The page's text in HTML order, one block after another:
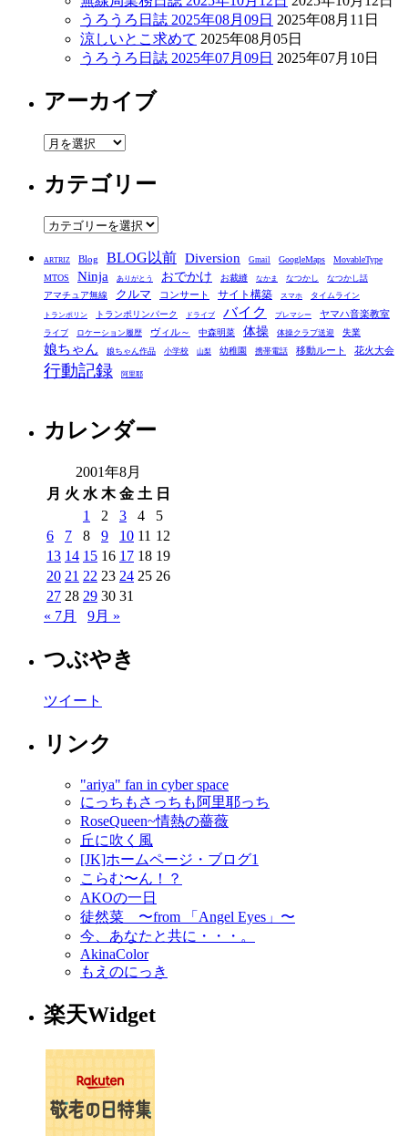
うろうろ日誌 2025年08月09日 2025年08月11日
涼しいとこ求めて 2025年08月05日
うろうろ日誌 2025年07月09日 2025年07月10日
アーカイブ
ア
カ
イ
ブ
カテゴリー
カ
ゴ
リ
ー
ARTRIZ Blog BLOG以前 Diversion Gmail GoogleMaps
MovableType
MTOS
Ninja ありがとう おでかけ お裁縫 なかま なつかし なつかし話
アマチュア無線 クルマ コンサート サイト構築 スマホ タイムライン
トランポリン トランポリンパーク ドライブ バイク プレマシー ヤマハ音楽教室
ライブ ロケーション履歴 ヴィル～ 中森明菜 体操 体操クラブ送迎 失業
娘ちゃん 娘ちゃん作品 小学校 山梨 幼稚園 携帯電話 移動ルート 花火大会
行動記録 阿里耶
カレンダー
2001年8月
月 火 水 木 金 土 日
1
2 3 4
5
6
7 8 9 10 11 12
13 14 15 16 17 18 19
20 21 22 23 24 25 26
27 28 29 30 31
« 7月
9月 »
つぶやき
ツイート
リンク
"ariya" fan in cyber space
にっちもさっちも阿里耶っち
RoseQueen~情熱の薔薇
丘に吹く風
[JK]ホームページ・ブログ1
こらむ〜ん！？
AKOの一日
徒然菜 〜from 「Angel Eyes」〜
今、あなたと共に・・・。
AkinaColor
もえのにっき
楽天Widget